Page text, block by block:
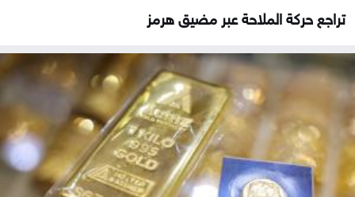
تراجع حركة الملاحة عبر مضيق هرمز